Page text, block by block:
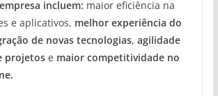
incluem: maior eficiência na
e aplicativos, melhor experiência do
de novas tecnologias, agilidade
projetose maior competitividade no